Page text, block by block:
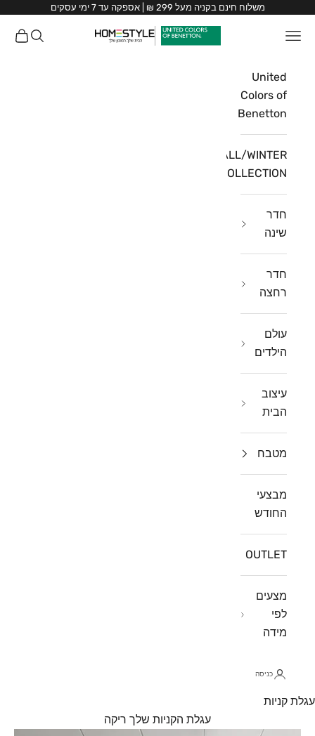
משלוח חינם בקניה מעל 299 ₪ | אספקה עד 7 ימי עסקים
HomeStyle
HomeStyle תפריט חיפושעגלת
United
Colors of
Benetton
FALL/WINTER
COLLECTION
חדר
שינה
חדר
רחצה
עולם
הילדים
עיצוב
הבית
מטבח
מבצעי
החודש
OUTLET
מצעים
לפי
מידה
כניסה
עגלת קניות
עגלת הקניות שלך ריקה